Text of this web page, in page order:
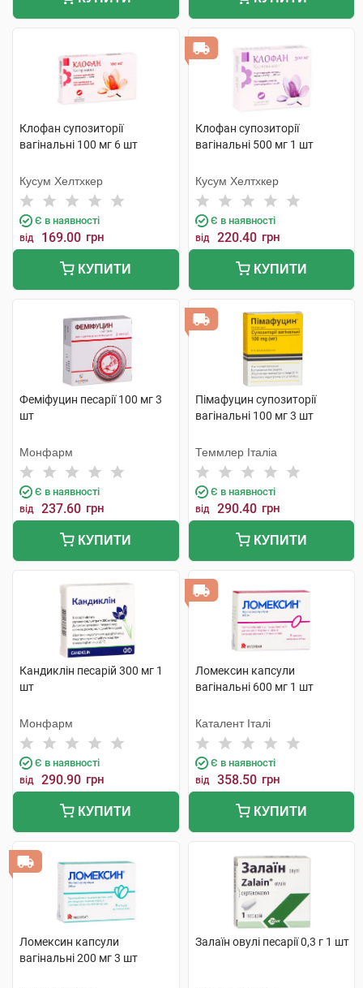
Клофан супозиторії
вагінальні 100 мг 6 шт
Кусум Хелтхкер
Є в наявності
від 169.00 грн
КУПИТИ
Клофан супозиторії
вагінальні 500 мг 1 шт
Кусум Хелтхкер
Є в наявності
від 220.40 грн
КУПИТИ
Феміфуцин песарії 100 мг 3
шт
Монфарм
Є в наявності
від 237.60 грн
КУПИТИ
Пімафуцин супозиторії
вагінальні 100 мг 3 шт
Теммлер Італіа
Є в наявності
від 290.40 грн
КУПИТИ
Кандиклін песарій 300 мг 1
шт
Монфарм
Є в наявності
від 290.90 грн
КУПИТИ
Ломексин капсули
вагінальні 600 мг 1 шт
Каталент Італі
Є в наявності
від 358.50 грн
КУПИТИ
Ломексин капсули
вагінальні 200 мг 3 шт
Залаїн овулі песарії 0,3 г 1 шт